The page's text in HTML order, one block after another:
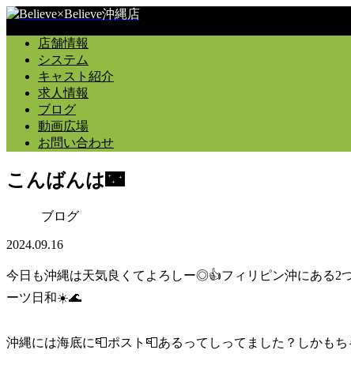
店舗情報
システム
キャスト紹介
求人情報
ブログ
動画広場
お問い合わせ
こんばんは🌃
ブログ
2024.09.16
今日も沖縄は天気良くてよろしー◎👍フィリピン沖にある2
ーツ日和☀️🌊
沖縄には海底に📮ポスト📮あるってしってました？しかも